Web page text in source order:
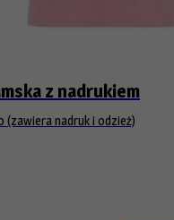
z nadrukiem
(zawiera nadruk i odzież)